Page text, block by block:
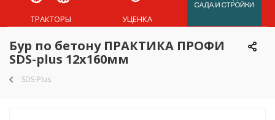
ТРАКТОРЫ УЦЕНКА
Бур по бетону ПРАКТИКА ПРОФИ
SDS-plus 12х160мм
SDS-Plus